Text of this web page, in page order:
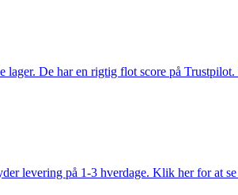
De har en rigtig flot score på
levering på 1-3 hverdage. Klik her for at se